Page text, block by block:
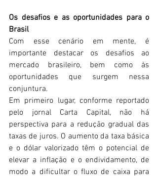
Os desafios e as oportunidades para o
Brasil
Com esse cenário em mente, é
importante destacar os desafios ao
mercado brasileiro, bem como às
oportunidades que surgem nessa
conjuntura.
Em primeiro lugar, conforme reportado
pelo jornal Carta Capital, não há
perspectiva para a redução gradual das
taxas de juros. O aumento da taxa básica
e o dólar valorizado têm o potencial de
elevar a inflação e o endividamento, de
modo a dificultar o fluxo de caixa para